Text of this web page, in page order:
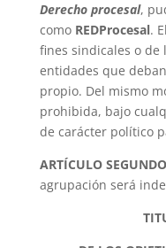
Derecho procesal,
como REDProcesal.
fines sindicales o de
entidades que
propio. Del mismo
prohibida, bajo
de carácter político
ARTÍCULO
agrupación será